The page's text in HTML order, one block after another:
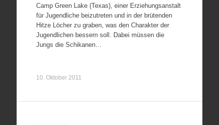
Camp Green Lake (Texas), einer Erziehungsanstalt
für Jugendliche beizutreten und in der brütenden
Hitze Löcher zu graben, was den Charakter der
Jugendlichen bessern soll. Dabei müssen die
Jungs die Schikanen…
10. Oktober 2011